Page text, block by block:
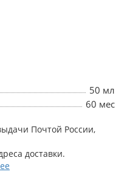
50 мл
60 мес
Почтой России,
доставки.